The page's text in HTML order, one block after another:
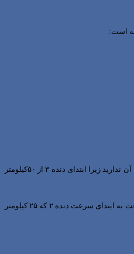
است:
برای کم کردن دنده می توانید از کیلومتر شمار استفاده کنید .هنگامی که با دنده ۳ و سرعت ۷۰ کیلومتر در حال حرکت هستید با ترمز کردن سرعت شما به۵۰ کیلومتر می رسد نیازی به جابجایی دنده و کم کردن آن ندارید زیرا ابتدای دنده ۳ از ۵۰کیلومتر
اگر با دنده ۳ حرکت می کردید و ناگهان ترمز نمودید اگر سرعت شمابه ۳۵ کیلومتر رسید باید دنده را عوض کنید و از ۳ به ۲ بیاورید . در این مواقع دنده سخت جا خواهدخورد و گیر بکس صدا خواهد داد زیرا سرعت به ابتدای سرعت دنده ۲ که ۲۵ کیلومتر